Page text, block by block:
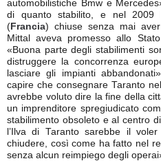
automobilistiche Bmw e
di quanto stabilito, e nel 2009
( Francia) chiuse senza mai
Mittal aveva promesso allo
«Buona parte degli stabilimenti
distruggere la concorrenza
lasciare gli impianti
capire che consegnare Taranto
avrebbe voluto dire la fine della
un imprenditore spregiudicato
stabilimento obsoleto e al centro
l’Ilva di Taranto sarebbe il
chiudere, così come ha fatto nel
senza alcun reimpiego degli